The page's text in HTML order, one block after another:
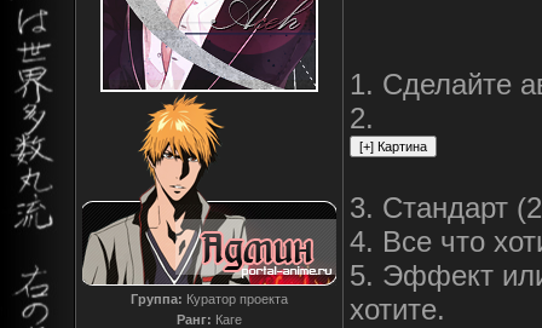
Группа: Куратор проекта
Ранг: Каге
1. Сделайте
2.
3. Стандарт
4. Все что
5. Эффект
хотите.